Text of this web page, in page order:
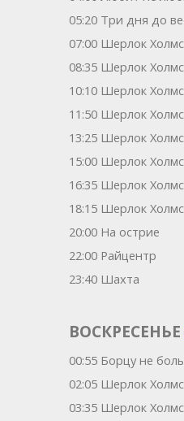
05:20 Три дня до
07:00 Шерлок
08:35 Шерлок
10:10 Шерлок
11:50 Шерлок
13:25 Шерлок
15:00 Шерлок
16:35 Шерлок
18:15 Шерлок
20:00 На острие
22:00 Райцентр
23:40 Шахта
ВОСКРЕСЕНЬЕ
00:55 Борцу не
02:05 Шерлок
03:35 Шерлок